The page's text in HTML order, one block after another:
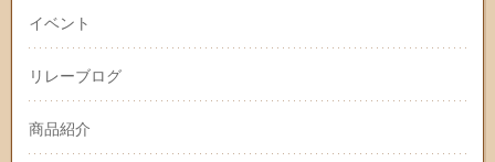
イベント
リレーブログ
商品紹介